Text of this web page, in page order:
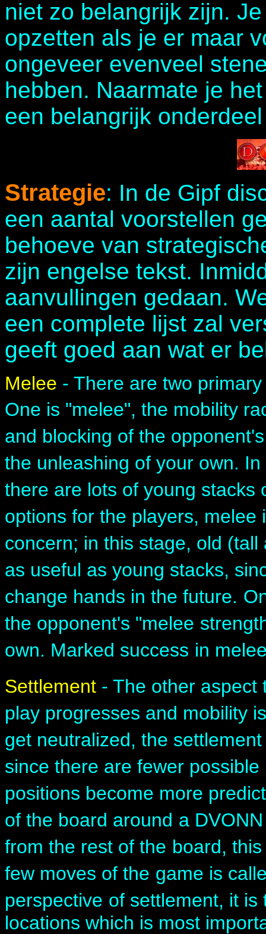
niet zo belangrijk zijn.
opzetten als je er maar
ongeveer evenveel
hebben. Naarmate je
een belangrijk
Strategie: In de Gipf
een aantal voorstellen
behoeve van
zijn engelse tekst.
aanvullingen gedaan.
een complete lijst zal
geeft goed aan wat er
Melee - There are two
One is "melee", the mobility
and blocking of the
the unleashing of your own.
there are lots of young stacks
options for the players, melee
concern; in this stage, old (tall
as useful as young stacks,
change hands in the future.
the opponent's "melee
own. Marked success in
Settlement - The other aspect
play progresses and mobility
get neutralized, the
since there are fewer possible
positions become more
of the board around a
from the rest of the board,
few moves of the game is
perspective of settlement, it is
locations which is most